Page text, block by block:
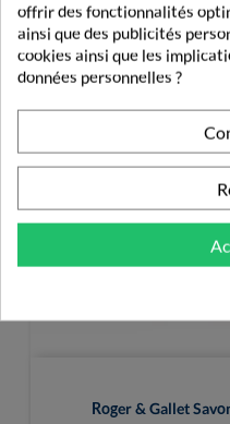
Roger & Gallet
offrir des fonctionnalités
ainsi que des publicités
cookies ainsi que les
données personnelles ?